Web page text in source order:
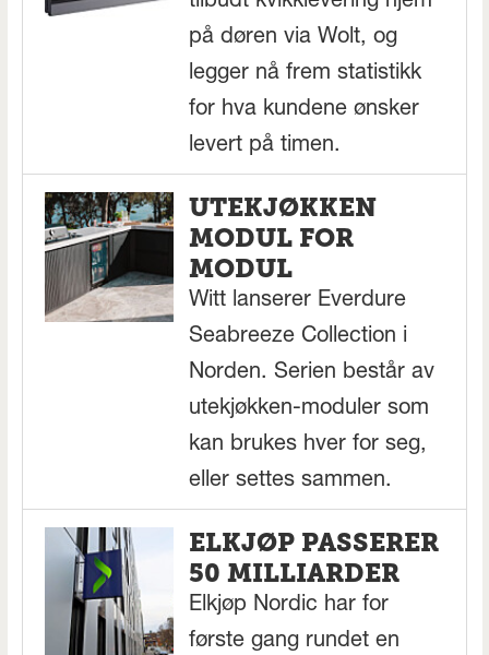
på døren via Wolt, og
legger nå frem statistikk
for hva kundene ønsker
levert på timen.
UTEKJØKKEN
MODUL FOR
MODUL
Witt lanserer Everdure
Seabreeze Collection i
Norden. Serien består av
utekjøkken-moduler som
kan brukes hver for seg,
eller settes sammen.
ELKJØP PASSERER
50 MILLIARDER
Elkjøp Nordic har for
første gang rundet en